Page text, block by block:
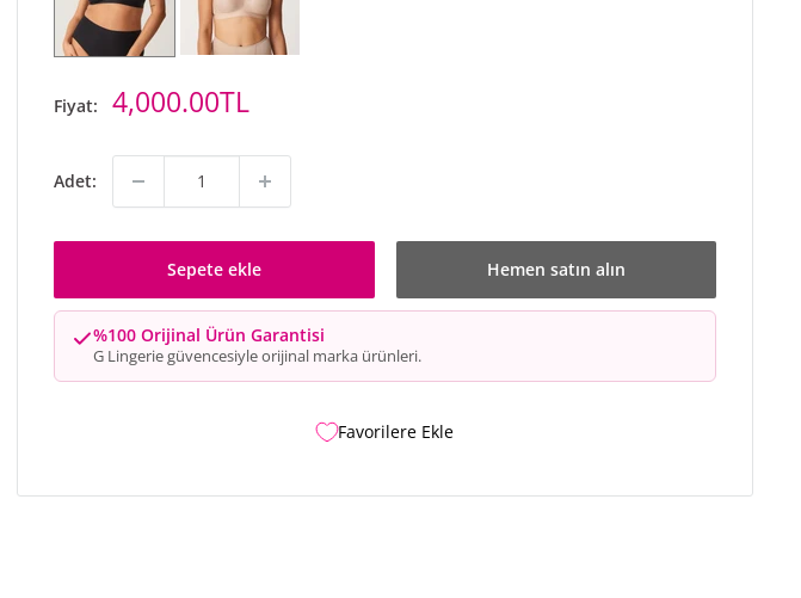
Fiyat: İndirimli
fiyat
4,000.00TL
Adet:
Sepete ekle Hemen satın alın
%100 Orijinal Ürün Garantisi
G Lingerie güvencesiyle orijinal marka ürünleri.
Favorilere Ekle